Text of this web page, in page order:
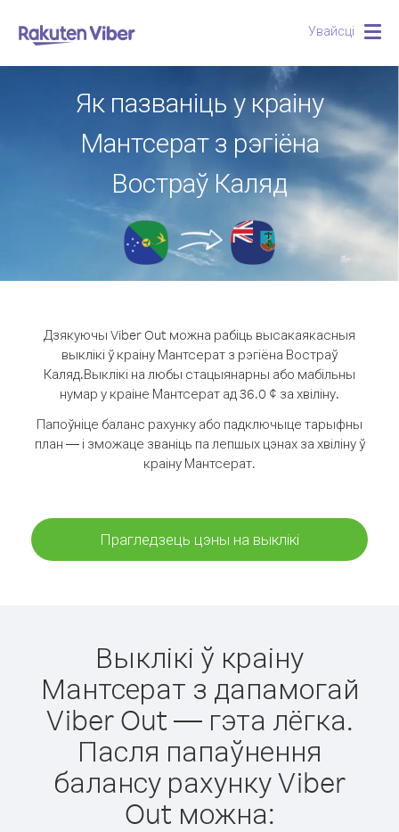
Увайсці
Як пазваніць у краіну
Мантсерат з рэгіёна
Востраў Каляд
Дзякуючы Viber Out можна рабіць высакаякасныя
выклікі ў краіну Мантсерат з рэгіёна Востраў
Каляд.Выклікі на любы стацыянарны або мабільны
нумар у краіне Мантсерат ад 36.0 ¢ за хвіліну.
Папоўніце баланс рахунку або падключыце тарыфны
план — і зможаце званіць па лепшых цэнах за хвіліну ў
краіну Мантсерат.
Прагледзець цэны на выклікі
Выклікі ў краіну
Мантсерат з дапамогай
Viber Out — гэта лёгка.
Пасля папаўнення
балансу рахунку Viber
Out можна: